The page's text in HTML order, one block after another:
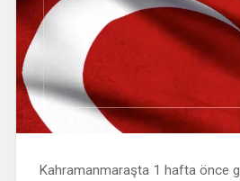
Kahramanmaraşta 1 hafta önce